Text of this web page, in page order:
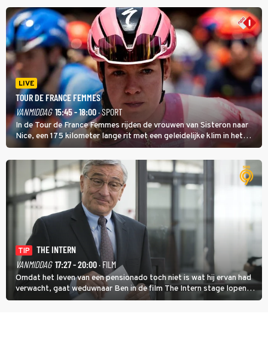
LIVE
TOUR DE FRANCE FEMMES
VANMIDDAG 15:45 - 18:00· SPORT
In de Tour de France Femmes rijden de vrouwen van Sisteron naar
Nice, een 175 kilometer lange rit met een geleidelijke klim in het
midden. Dat is mogelijk niet de zwaarste hindernis, dat is de
temperatuur. Het kan in Nice namelijk bloedheet worden.
TIP
THE INTERN
VANMIDDAG 17:27 - 20:00· FILM
Omdat het leven van een pensionado toch niet is wat hij ervan had
verwacht, gaat weduwnaar Ben in de film The Intern stage lopen
bij de hippe webwinkel van Jules, wat een gouden zet blijkt te zijn.